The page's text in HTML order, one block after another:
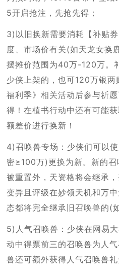
5开启抢注，先抢先得；
3)以旧换新需要消耗【补贴
度、市场价有关(如天龙女换
摆摊价范围为40万-120万。
少侠上架的，也可120万银
福利季》相关活动后参与祈
得！在植书行动中还有可能
额差价进行换新！
4)召唤兽专场：少侠们可以
密≥100万)更换为新。新的
被重置外，天资格将会继承
变异且评级在妙领天机和万
态都将完全继承旧召唤兽的(
5)人气召唤兽：少侠在网易
动中得票前三的召唤兽为人
兽还可额外获得人气召唤兽